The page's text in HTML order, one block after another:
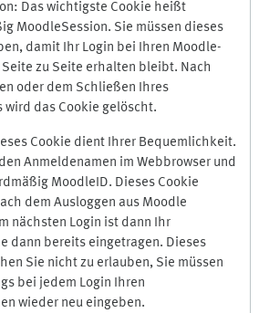
Das wichtigste Cookie heißt
MoodleSession. Sie müssen dieses
damit Ihr Login bei Ihren Moodle-
zu Seite erhalten bleibt. Nach
oder dem Schließen Ihres
wird das Cookie gelöscht.
Cookie dient Ihrer Bequemlichkeit.
Anmeldenamen im Webbrowser und
MoodleID. Dieses Cookie
dem Ausloggen aus Moodle
nächsten Login ist dann Ihr
dann bereits eingetragen. Dieses
Sie nicht zu erlauben, Sie müssen
bei jedem Login Ihren
wieder neu eingeben.